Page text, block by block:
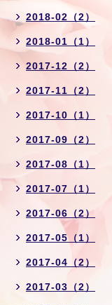
2018-02（2）
2018-01（1）
2017-12（2）
2017-11（2）
2017-10（1）
2017-09（2）
2017-08（1）
2017-07（1）
2017-06（2）
2017-05（1）
2017-04（2）
2017-03（2）